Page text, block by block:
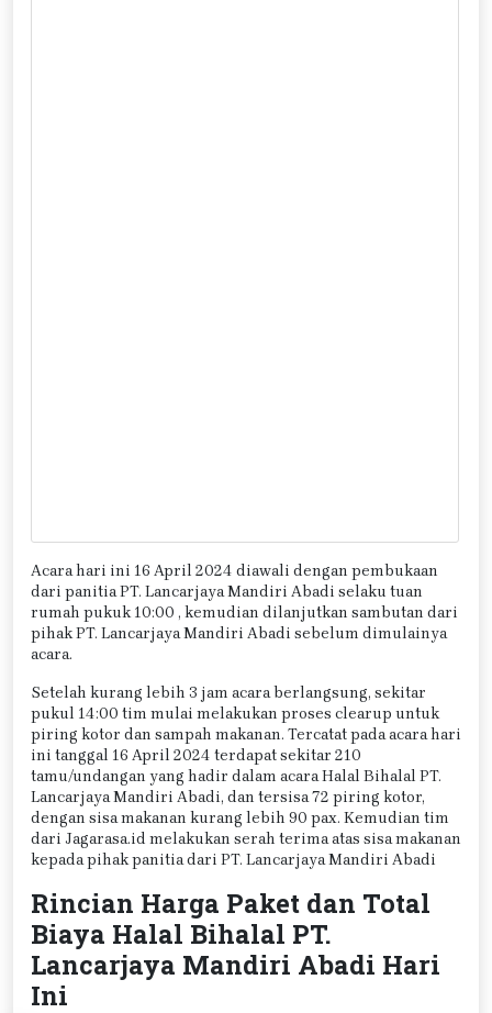
Acara hari ini 16 April 2024 diawali dengan pembukaan
dari panitia PT. Lancarjaya Mandiri Abadi selaku tuan
rumah pukuk 10:00 , kemudian dilanjutkan sambutan dari
pihak PT. Lancarjaya Mandiri Abadi sebelum dimulainya
acara.
Setelah kurang lebih 3 jam acara berlangsung, sekitar
pukul 14:00 tim mulai melakukan proses clearup untuk
piring kotor dan sampah makanan. Tercatat pada acara hari
ini tanggal 16 April 2024 terdapat sekitar 210
tamu/undangan yang hadir dalam acara Halal Bihalal PT.
Lancarjaya Mandiri Abadi, dan tersisa 72 piring kotor,
dengan sisa makanan kurang lebih 90 pax. Kemudian tim
dari Jagarasa.id melakukan serah terima atas sisa makanan
kepada pihak panitia dari PT. Lancarjaya Mandiri Abadi
Rincian Harga Paket dan Total
Biaya Halal Bihalal PT.
Lancarjaya Mandiri Abadi Hari
Ini